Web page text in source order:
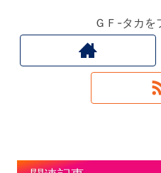
ＧＦ-タカを